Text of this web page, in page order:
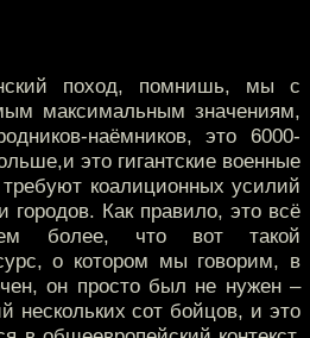
поход, помнишь, мы с
максимальным значениям,
наёмников, это 6000-
это гигантские военные
коалиционных усилий
городов. Как правило, это всё
более, что вот такой
о котором мы говорим, в
он просто был не нужен –
нескольких сот бойцов, и это